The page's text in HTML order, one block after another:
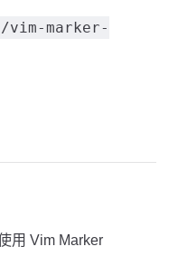
marker-
用 Vim Marker